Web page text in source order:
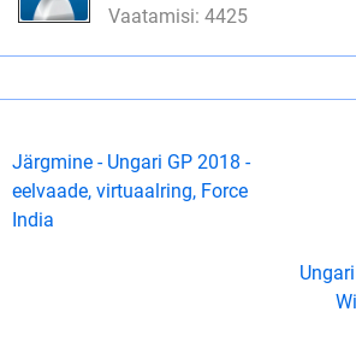
Vaatamisi: 4425
Järgmine - Ungari GP 2018 -
eelvaade, virtuaalring, Force
India